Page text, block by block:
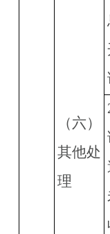
（六）
其他处
理